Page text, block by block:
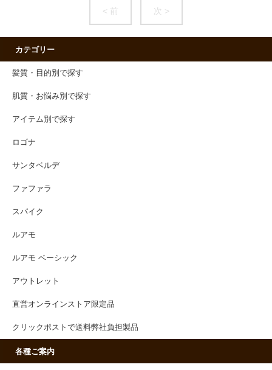
< 前 次 >
カテゴリー
髪質・目的別で探す
肌質・お悩み別で探す
アイテム別で探す
ロゴナ
サンタベルデ
ファファラ
スパイク
ルアモ
ルアモ ベーシック
アウトレット
直営オンラインストア限定品
クリックポストで送料弊社負担製品
各種ご案内